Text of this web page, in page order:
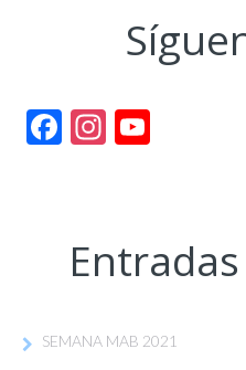
Facebook
SEMANA MAB 2021